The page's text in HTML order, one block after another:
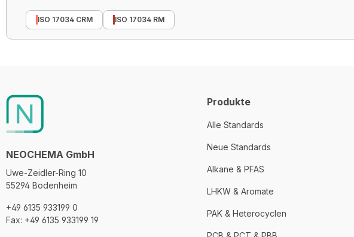
ISO 17034 CRM ISO 17034 RM
NEOCHEMA GmbH
Uwe-Zeidler-Ring 10
55294 Bodenheim
+49 6135 933199 0
Fax: +49 6135 933199 19
Produkte
Alle Standards
Neue Standards
Alkane & PFAS
LHKW & Aromate
PAK & Heterocyclen